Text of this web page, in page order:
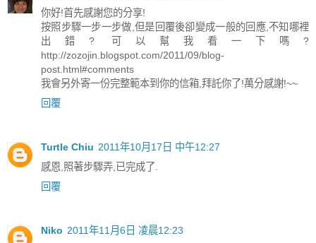
你好!首先感謝您的分享!
按照步驟一步一步做,但是回覆後卻變成一般的回應,不知哪裡
出錯? 可以幫我看一下嗎?
http://zozojin.blogspot.com/2011/09/blog-
post.html#comments
我會另外寄一份完整範本到你的信箱,拜託你了!萬分感謝!~~
回覆
Turtle Chiu 2011年10月17日 中午12:27
感恩,照著步驟弄,已完成了.
回覆
Niko 2011年11月6日 凌晨12:23